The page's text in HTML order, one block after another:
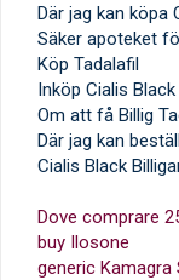
Där jag kan köpa
Säker apoteket
Köp Tadalafil
Inköp Cialis
Om att få Billig
Där jag kan
Cialis Black
Dove comprare
buy Ilosone
generic Kamagra